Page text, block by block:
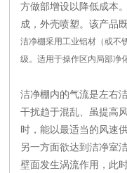
方做部增设以降低成本
成，外壳喷塑。该产品
洁净棚采用工业铝材（或不
级。适用于操作区内局部净
洁净棚内的气流是左右
干扰趋于混乱、虽提高
时，能以最适当的风速
另一方面欲达到洁净室
壁面发生涡流作用，此